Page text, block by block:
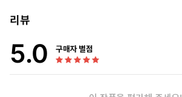
리뷰
5.0 구매자 별점